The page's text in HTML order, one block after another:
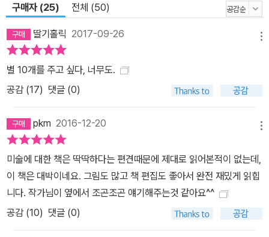
함께 미술의 세계를 여행하는 기분을 느끼게 될 것이다. 미술 이야기
1권 : 호모 그라피쿠스, 미술하는 인간이 살아남는다 『난생 처음 한번
공부하는 미술 이야기』 1권은 미술이 처음부터 지금까지 인류의 생존
메소포타미아 지역에서 만들어졌다. 인류는 그로부터 약 5천 년 동안
문자를 써 왔다. 5천 년만 해도 상상하기 어려운 까마득한 기간이지
배했다. 1부 ‘미술을 아는 인간이 살아남는다’에서는, 미술은 4만 년
전부터 인류가 숱한 라이벌들 사이에서 살아남기 위해 꼭 필요로 했
던 핵심기술이었다는 점을 짚는다. 2부 ‘그들은 영생을 꿈꿨다’에서
는 이집트 미술을 다룬다. 고대 이집트인들은 죽음의 문제에 깊이 몰
두했다. 그들은 미라를 만들었고, 외계 문명이 갑자기 지구 위에 착륙
했다고 볼 수 있을 정도로 완벽한 장신구들을 만들었고, 지금까지도
불가사의로 남은 거대 무덤 피라미드를 만들었다. 우리는 이집트 미
구매자 (25) 전체 (50)
딸기홀릭 2017-09-26
별 10개를 주고 싶다, 너무도.
공감 (17) 댓글 (0)
pkm 2016-12-20
미술에 대한 책은 딱딱하다는 편견때문에 제대로 읽어본적이 없는데,
이 책은 대박이네요. 그림도 많고 책 편집도 좋아서 완전 재밌게 읽힙
니다. 작가님이 옆에서 조곤조곤 얘기해주는것 같아요^^
공감 (10) 댓글 (0)